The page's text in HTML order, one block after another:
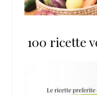
100 ricette